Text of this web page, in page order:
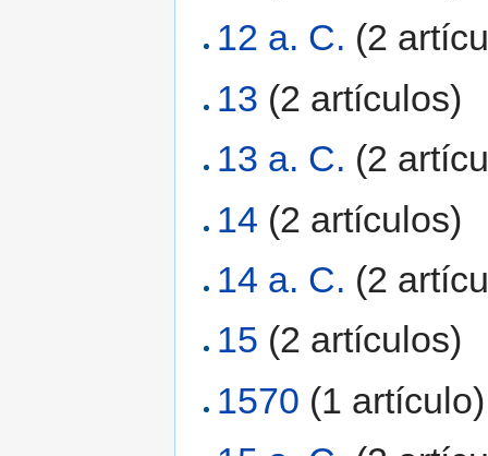
12 a. C. (2
13 ‏‎ (2 artículos)
13 a. C. (2
14 ‏‎ (2 artículos)
14 a. C. (2
15 ‏‎ (2 artículos)
1570 ‏‎ (1 artículo)